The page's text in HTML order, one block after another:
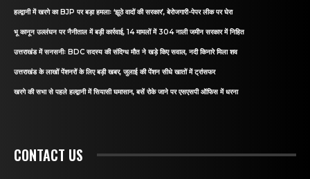
हल्द्वानी में खरगे का BJP पर बड़ा हमलाः ‘झूठे वादों की सरकार’, बेरोजगारी-पेपर लीक पर घेरा
भू कानून उल्लंघन पर नैनीताल में बड़ी कार्रवाई, 14 मामलों में 304 नाली जमीन सरकार में निहित
उत्तराखंड में सनसनीः BDC सदस्य की संदिग्ध मौत ने खड़े किए सवाल, नदी किनारे मिला शव
उत्तराखंड के लाखों पेंशनरों के लिए बड़ी खबर, जुलाई की पेंशन सीधे खातों में ट्रांसफर
खरगे की सभा से पहले हल्द्वानी में सियासी घमासान, बसें रोके जाने पर एसएसपी ऑफिस में धरना
CONTACT US